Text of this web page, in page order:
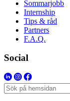
Sommarjobb
Internship
Tips & råd
Partners
F.A.Q.
Social